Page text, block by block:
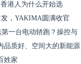
港人为什么开始选
，YAKIMA圆满收官
一台电动轿跑？操控与
品质好、空间大的新能源
姓家